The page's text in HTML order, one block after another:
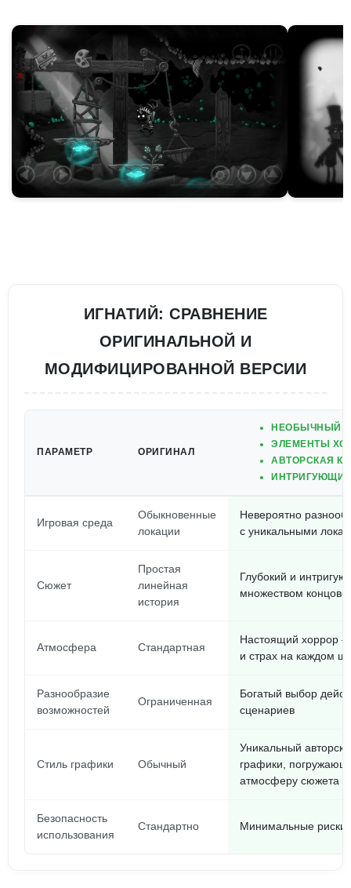
ИГНАТИЙ: СРАВНЕНИЕ
ОРИГИНАЛЬНОЙ И
МОДИФИЦИРОВАННОЙ ВЕРСИИ
ПАРАМЕТР ОРИГИНАЛ
НЕОБЫЧНЫЙ
ЭЛЕМЕНТЫ
АВТОРСКАЯ
Игровая среда
Обыкновенные
локации
Невероятно
с уникальными
Сюжет
Простая
линейная
история
Глубокий и
множеством
Атмосфера Стандартная
Настоящий хоррор
и страх на каждом
Разнообразие
возможностей
Ограниченная
Богатый выбор
сценариев
Стиль графики Обычный
Уникальный
графики,
атмосферу сюжета
Безопасность
использования
Стандартно Минимальные риски